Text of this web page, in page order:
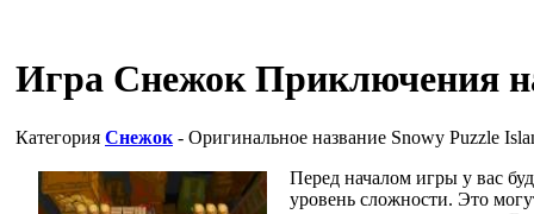
Игра Снежок Приключения
Категория Снежок - Оригинальное название Snowy Puzzle
Перед началом игры у вас
уровень сложности. Это